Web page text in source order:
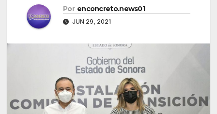
Por enconcreto.news01
JUN 29, 2021